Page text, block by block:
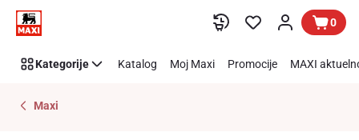
Preskoči link 0
Kategorije Katalog Moj Maxi Promocije MAXI
Maxi